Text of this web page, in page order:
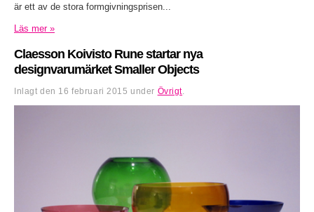
är ett av de stora formgivningsprisen...
Läs mer »
Claesson Koivisto Rune startar nya
designvarumärket Smaller Objects
Inlagt den 16 februari 2015 under Övrigt